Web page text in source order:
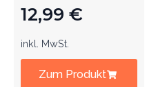
12,99 €
inkl. MwSt.
Zum Produkt